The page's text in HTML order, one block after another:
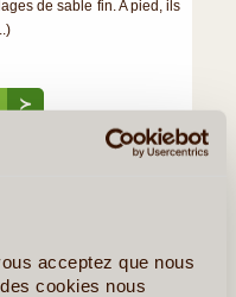
acceptez que nous
cookies nous
de sable fin. A pied, ils
≻
Carnaval de Rio Tout savoir sur les Défilés du Sambodrome
le Brésil»